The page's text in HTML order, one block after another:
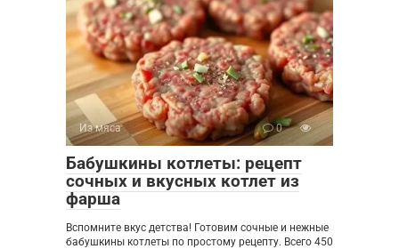
Из мяса 0
Бабушкины котлеты: рецепт
сочных и вкусных котлет из
фарша
Вспомните вкус детства! Готовим сочные и нежные
бабушкины котлеты по простому рецепту. Всего 450